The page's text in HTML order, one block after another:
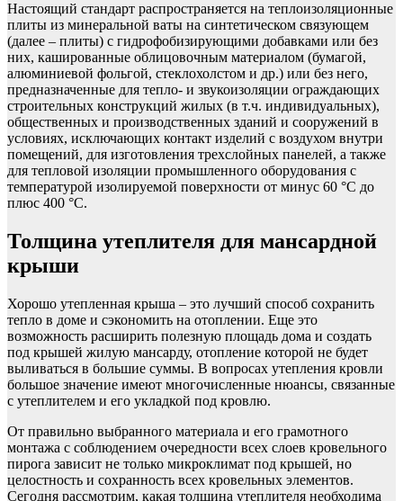
Настоящий стандарт распространяется на теплоизоляционные
плиты из минеральной ваты на синтетическом связующем
(далее – плиты) с гидрофобизирующими добавками или без
них, кашированные облицовочным материалом (бумагой,
алюминиевой фольгой, стеклохолстом и др.) или без него,
предназначенные для тепло- и звукоизоляции ограждающих
строительных конструкций жилых (в т.ч. индивидуальных),
общественных и производственных зданий и сооружений в
условиях, исключающих контакт изделий с воздухом внутри
помещений, для изготовления трехслойных панелей, а также
для тепловой изоляции промышленного оборудования с
температурой изолируемой поверхности от минус 60 °С до
плюс 400 °С.
Толщина утеплителя для мансардной
крыши
Хорошо утепленная крыша – это лучший способ сохранить
тепло в доме и сэкономить на отоплении. Еще это
возможность расширить полезную площадь дома и создать
под крышей жилую мансарду, отопление которой не будет
выливаться в большие суммы. В вопросах утепления кровли
большое значение имеют многочисленные нюансы, связанные
с утеплителем и его укладкой под кровлю.
От правильно выбранного материала и его грамотного
монтажа с соблюдением очередности всех слоев кровельного
пирога зависит не только микроклимат под крышей, но
целостность и сохранность всех кровельных элементов.
Сегодня рассмотрим, какая толщина утеплителя необходима